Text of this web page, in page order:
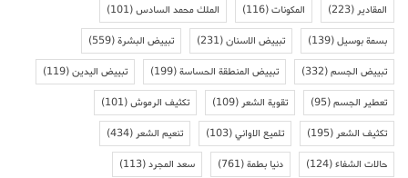
المقادير(223) المكونات(116) الملك محمد السادس(101)
بسمة بوسيل(139) تبييض الاسنان(231) تبييض البشرة(559)
تبييض الجسم(332) تبييض المنطقة الحساسة(199) تبييض اليدين(119)
تعطير الجسم(95) تقوية الشعر(109) تكثيف الرموش(101)
تكثيف الشعر(195) تلميع الاواني(103) تنعيم الشعر(434)
حالات الشفاء(124) دنيا بطمة(761) سعد المجرد(113)